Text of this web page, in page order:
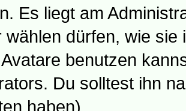
Es liegt am
wählen dürfen, wie
benutzen
Du solltest ihn
haben).